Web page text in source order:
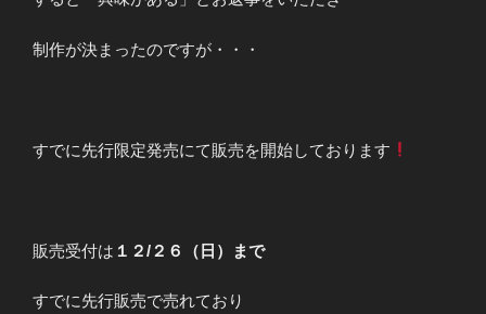
制作が決まったのですが・・・
すでに先行限定発売にて販売を開始しております
販売受付は １２/２６（日）まで
すでに先行販売で売れており